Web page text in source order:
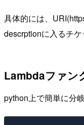
具体的には、
descrptionに入るチ
Lambdaファン
python上で簡単に分